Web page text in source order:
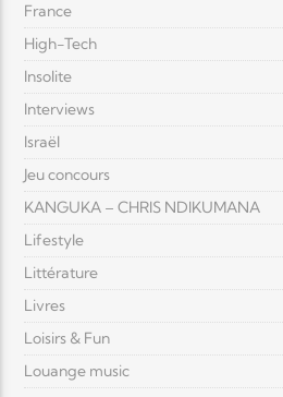
France
High-Tech
Insolite
Interviews
Israël
Jeu concours
KANGUKA – CHRIS NDIKUMANA
Lifestyle
Littérature
Livres
Loisirs & Fun
Louange music